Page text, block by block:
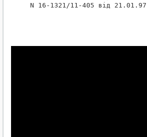
N 16-1321/11-405 від 21.01.97